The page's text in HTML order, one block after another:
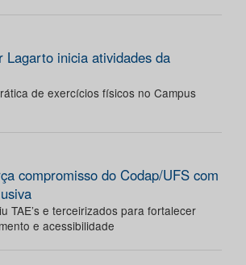
Lagarto inicia atividades da
de exercícios físicos no Campus
compromisso do Codap/UFS com
TAE’s e terceirizados para fortalecer
e acessibilidade